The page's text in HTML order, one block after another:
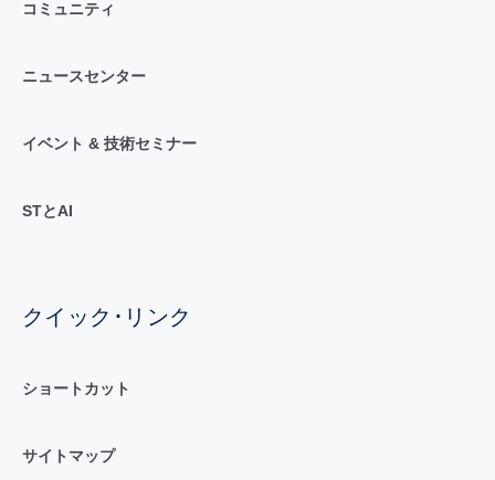
コミュニティ
ニュースセンター
イベント & 技術セミナー
STとAI
クイック･リンク
ショートカット
サイトマップ